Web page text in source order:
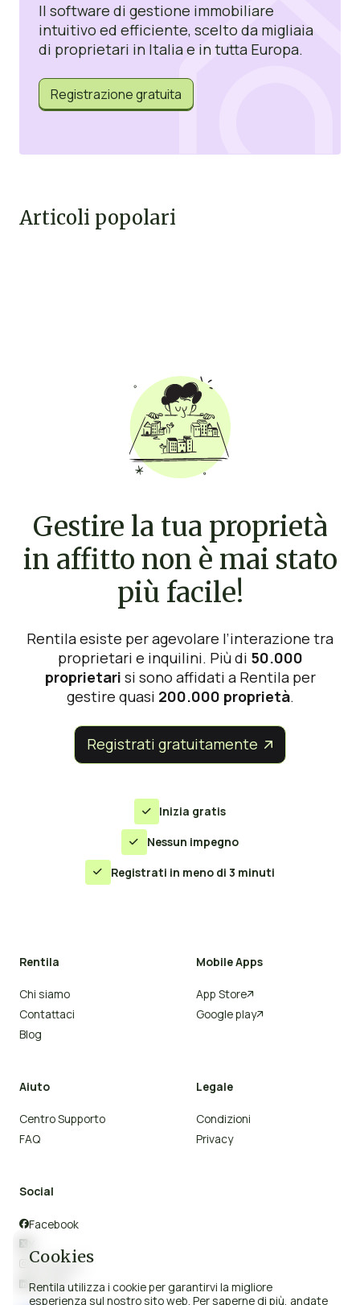
Cookies
Rentila utilizza i cookie per garantirvi la migliore
esperienza sul nostro sito web. Per saperne di più, andate
Il software di gestione immobiliare
intuitivo ed efficiente, scelto da migliaia
di proprietari in Italia e in tutta Europa.
Registrazione gratuita
Articoli popolari
Gestire la tua proprietà
in affitto non è mai stato
più facile!
Rentila esiste per agevolare l’interazione tra
proprietari e inquilini. Più di 50.000
proprietari si sono affidati a Rentila per
gestire quasi 200.000 proprietà.
Registrati gratuitamente 
 Inizia gratis
 Nessun impegno
 Registrati in meno di 3 minuti
Rentila
Chi siamo
Contattaci
Blog
Mobile Apps
App Store
Google play
Aiuto
Centro Supporto
FAQ
Legale
Condizioni
Privacy
Social
Facebook

 Instagram
 Linkedin